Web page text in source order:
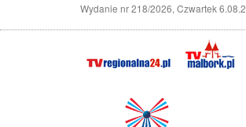
Wydanie nr 218/2026, Czwartek